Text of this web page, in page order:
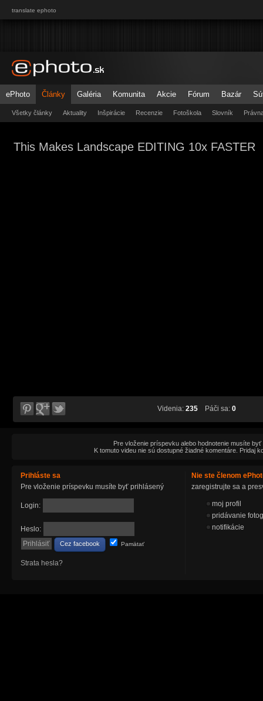
translate ephoto
ePhoto Články
Všetky články Aktuality Inšpirácie Recenzie Fotoškola Slovník
Galéria Komunita Akcie Fórum Bazár
This Makes Landscape EDITING 10x FASTER
Videnia: 235 Páči sa: 0
Pre vloženie príspevku alebo hodnotenie musíte byť
K tomuto videu nie sú dostupné žiadné komentáre. Pridaj
Prihláste sa
Pre vloženie príspevku musíte byť prihlásený
Login:
Heslo:
Cez facebook Pamätať
Strata hesla?
Nie ste členom
zaregistrujte sa a
moj profil
pridávanie
notifikácie